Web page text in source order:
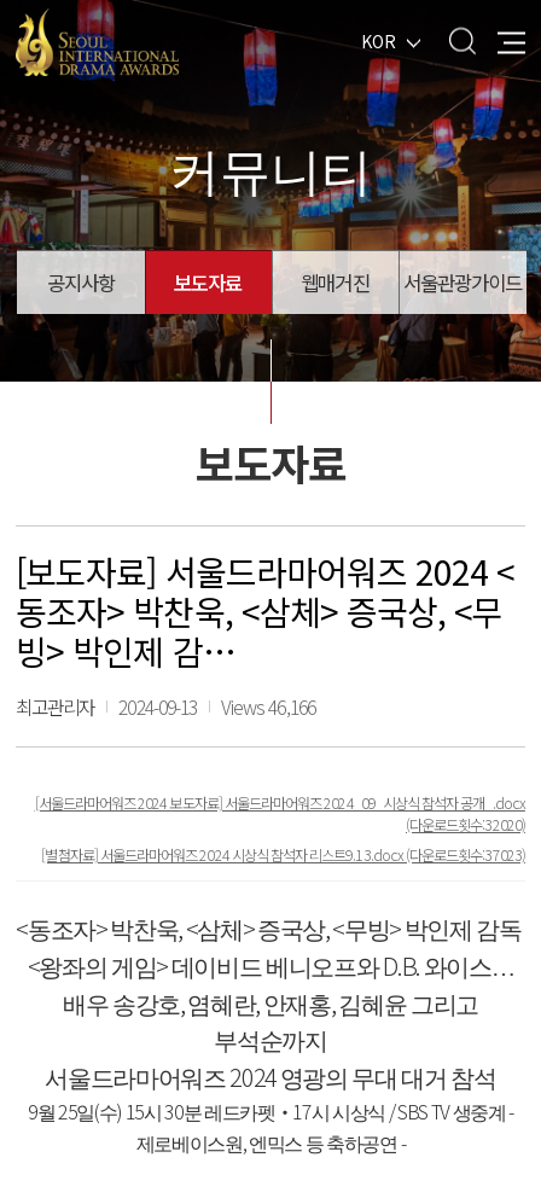
KOR
커뮤니티
공지사항 보도자료 웹매거진 서울관광가이드
보도자료
[보도자료] 서울드라마어워즈 2024 <
동조자> 박찬욱, <삼체> 증국상, <무
빙> 박인제 감…
최고관리자 2024-09-13 Views 46,166
[서울드라마어워즈 2024 보도자료] 서울드라마어워즈 2024_09_시상식 참석자 공개_.docx
(다운로드횟수:32020)
[별첨자료] 서울드라마어워즈 2024 시상식 참석자 리스트9.13.docx(다운로드횟수:37023)
<동조자>박찬욱, <삼체 >증국상, <무빙> 박인제 감독
<왕좌의 게임>데이비드 베니오프와D.B. 와이스…
배우 송강호,염혜란, 안재홍,김혜윤 그리고
부석순까지
서울드라마어워즈 2024영광의 무대 대거 참석
9월25일(수) 15시30분 레드카펫 ‧ 17시 시상식 / SBS TV생중계-
제로베이스원,엔믹스 등 축하공연 -